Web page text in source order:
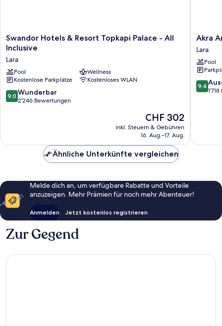
Swandor
Hotels
Resort
Topkapi
Palace
-
All
Swandor Hotels & Resort Topkapi Palace - All
Inclusive
Lara
Pool
Wellness
Kostenlose Parkplätze
Kostenloses WLAN
9.0
von
9.0 Wunderbar
2’246 Bewertungen
Der
Preis
beträgt
CHF 302
inkl. Steuern & Gebühren
16. Aug.–17. Aug.
Akra
Antalya
Lara
Akra
Lara
Pool
9.4
von
9.4
Ähnliche Unterkünfte vergleichen
Melde dich an, um verfügbare Rabatte und Vorteile
anzuzeigen. Mehr Prämien für noch mehr Abenteuer!
Anmelden Jetzt kostenlos registrieren
Zur Gegend